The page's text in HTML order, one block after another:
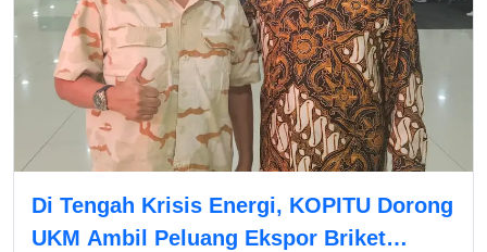
Di Tengah Krisis Energi, KOPITU Dorong
UKM Ambil Peluang Ekspor Briket